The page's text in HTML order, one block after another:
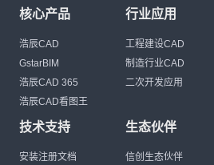
核心产品
浩辰CAD
GstarBIM
浩辰CAD 365
浩辰CAD看图王
行业应用
工程建设CAD
制造行业CAD
二次开发应用
技术支持
安装注册文档
生态伙伴
信创生态伙伴